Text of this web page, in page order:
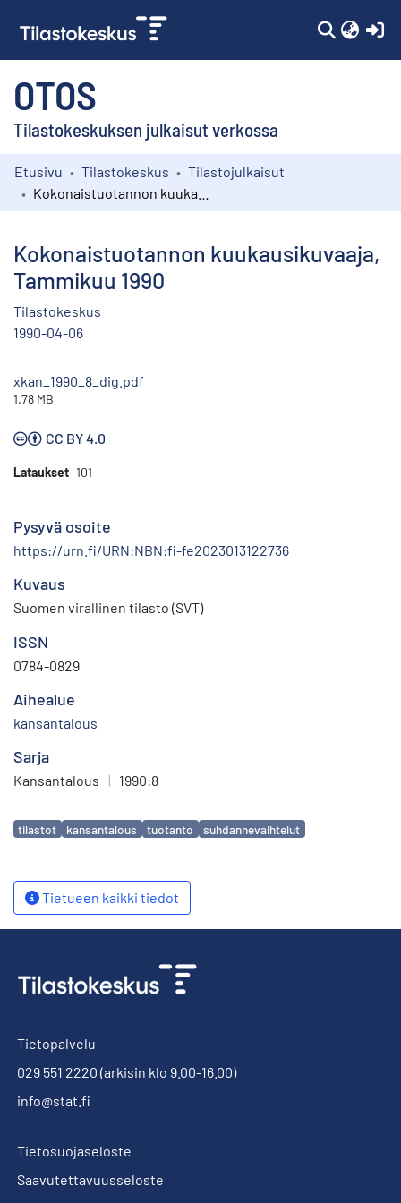
OTOS
Tilastokeskuksen julkaisut verkossa
Kokoelmat
Etusivu Tilastokeskus
Tilastojulkaisut
Kokonaistuotannon kuukausikuvaaja,
Tammikuu 1990
Tilastokeskus
1990-04-06
xkan_1990_8_dig.pdf
1.78 MB
CC BY 4.0
Lataukset 101
Pysyvä osoite
https://urn.fi/URN:NBN:fi-fe2023013122736
Kuvaus
Suomen virallinen tilasto (SVT)
ISSN
0784-0829
Aihealue
kansantalous
Sarja
Kansantalous | 1990:8
Avainsanat
tilastot kansantalous tuotanto suhdannevaihtelut
Tietueen kaikki tiedot
Tietopalvelu
029 551 2220 (arkisin klo 9.00-16.00)
info@stat.fi
Tietosuojaseloste
Saavutettavuusseloste